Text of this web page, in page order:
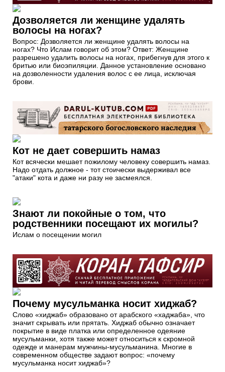
Дозволяется ли женщине удалять
волосы на ногах?
Вопрос: Дозволяется ли женщине удалять волосы на
ногах? Что Ислам говорит об этом? Ответ: Женщине
разрешено удалить волосы на ногах, прибегнув для этого к
бритью или биоэпиляции. Данное установление основано
на дозволенности удаления волос с ее лица, исключая
брови.
Кот не дает совершить намаз
Кот всячески мешает пожилому человеку совершить намаз.
Надо отдать должное - тот стоически выдерживал все
"атаки" кота и даже ни разу не засмеялся.
Знают ли покойные о том, что
родственники посещают их могилы?
Ислам о посещении могил
Почему мусульманка носит хиджаб?
Слово «хиджаб» образовано от арабского «хаджаба», что
значит скрывать или прятать. Хиджаб обычно означает
покрытие в виде платка или определенное одеяние
мусульманки, хотя также может относиться к скромной
одежде и манерам мужчины-мусульманина. Многие в
современном обществе задают вопрос: «почему
мусульманка носит хиджаб»?